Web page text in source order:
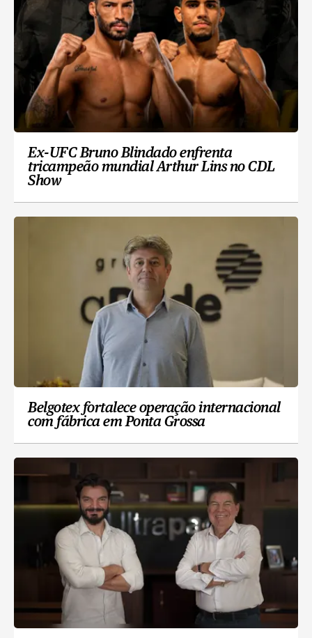
Ex-UFC Bruno Blindado enfrenta
tricampeão mundial Arthur Lins no CDL
Show
Belgotex fortalece operação internacional
com fábrica em Ponta Grossa